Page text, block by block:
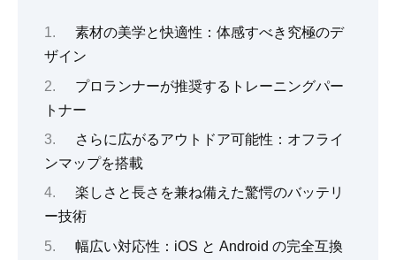
素材の美学と快適性：体感すべき究極のデ
ザイン
プロランナーが推奨するトレーニングパー
トナー
さらに広がるアウトドア可能性：オフライ
ンマップを搭載
楽しさと長さを兼ね備えた驚愕のバッテリ
ー技術
幅広い対応性：iOS と Android の完全互換